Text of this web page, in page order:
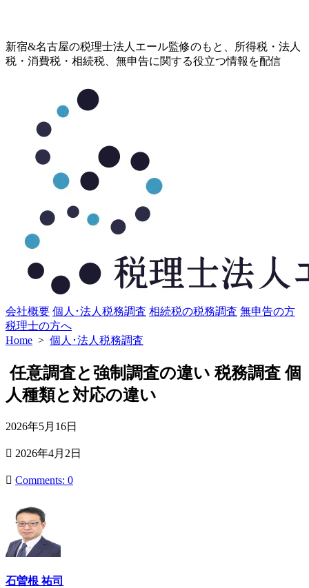
コ
ン
新宿&名古屋の税理士法人エール監修のもと、所得税・法人
税・消費税・相続税、無申告に関する役立つ情報を配信
会社概要 個人･法人税務調査 相続税の税務調査 無申告の方
税理士の方へ
Home > 個人･法人税務調査
任意調査と強制調査の違い 税務調査 個
人種類と対応の違い
公
日
2026年5月16日
最
更
日
2026年4月2日
Comments: 0
石曽根 祐司